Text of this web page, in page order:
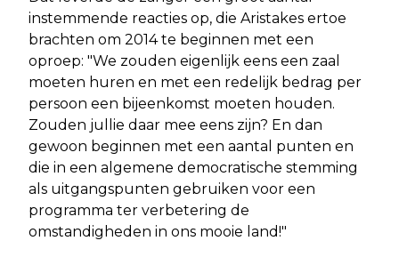
instemmende reacties op, die Aristakes ertoe
brachten om 2014 te beginnen met een
oproep: "We zouden eigenlijk eens een zaal
moeten huren en met een redelijk bedrag per
persoon een bijeenkomst moeten houden.
Zouden jullie daar mee eens zijn? En dan
gewoon beginnen met een aantal punten en
die in een algemene democratische stemming
als uitgangspunten gebruiken voor een
programma ter verbetering de
omstandigheden in ons mooie land!"